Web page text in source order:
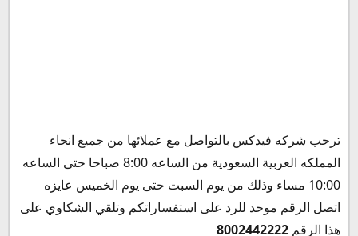
ترحب شركه فيدكس بالتواصل مع عملائها من جميع انحاء
المملكه العربية السعودية من الساعه 8:00 صباحا حتى الساعه
10:00 مساء وذلك من يوم السبت حتى يوم الخميس عايزه
اتصل الرقم موحد للرد على استفساراتكم وتلقي الشكاوي على
هذا الرقم 8002442222